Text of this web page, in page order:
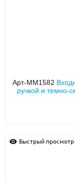
Металлические
Арт-ММ1582
ручкой и темно-
Быстрый просмотр